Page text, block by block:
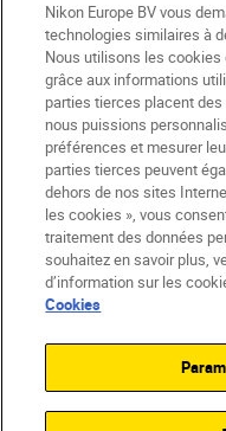
BE(fr) Nikon
Contactez-nous
Conditions
CVG de la boutique
Notice
Paramètres des
Nikon Europe BV vous
technologies similaires à
Nous utilisons les cookies
grâce aux informations
parties tierces placent
nous puissions
préférences et mesurer
parties tierces peuvent
dehors de nos sites
les cookies », vous
traitement des données
souhaitez en savoir plus,
d’information sur les
Cookies